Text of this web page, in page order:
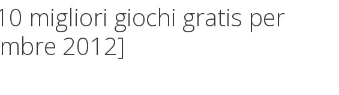
migliori giochi gratis per
2012]